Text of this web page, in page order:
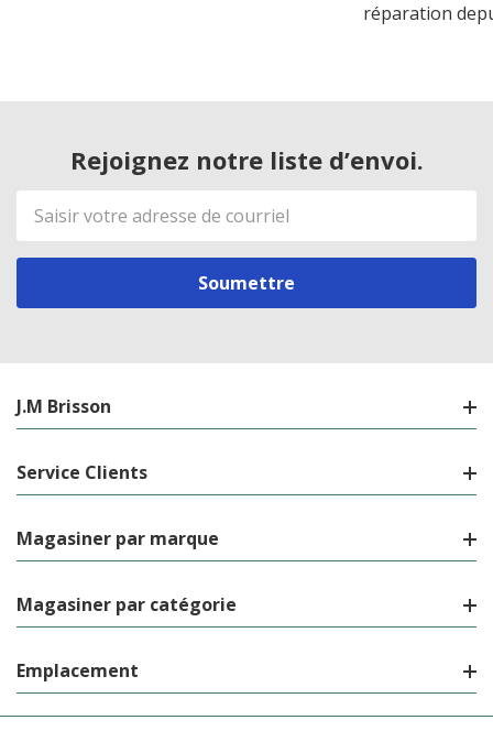
réparation
Rejoignez notre liste d’envoi.
Adresse
de
courriel
J.M Brisson
Service Clients
Magasiner par marque
Magasiner par catégorie
Emplacement